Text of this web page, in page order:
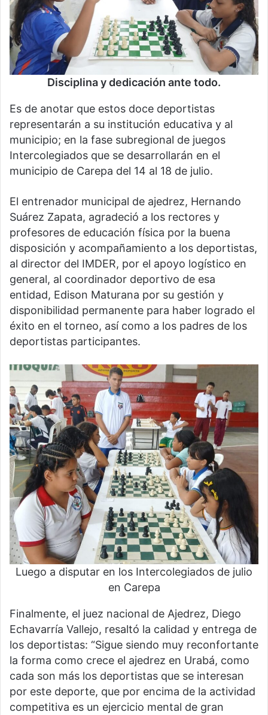
Disciplina y dedicación ante todo.
Es de anotar que estos doce deportistas
representarán a su institución educativa y al
municipio; en la fase subregional de juegos
Intercolegiados que se desarrollarán en el
municipio de Carepa del 14 al 18 de julio.
El entrenador municipal de ajedrez, Hernando
Suárez Zapata, agradeció a los rectores y
profesores de educación física por la buena
disposición y acompañamiento a los deportistas,
al director del IMDER, por el apoyo logístico en
general, al coordinador deportivo de esa
entidad, Edison Maturana por su gestión y
disponibilidad permanente para haber logrado el
éxito en el torneo, así como a los padres de los
deportistas participantes.
Luego a disputar en los Intercolegiados de julio
en Carepa
Finalmente, el juez nacional de Ajedrez, Diego
Echavarría Vallejo, resaltó la calidad y entrega de
los deportistas: “Sigue siendo muy reconfortante
la forma como crece el ajedrez en Urabá, como
cada son más los deportistas que se interesan
por este deporte, que por encima de la actividad
competitiva es un ejercicio mental de gran